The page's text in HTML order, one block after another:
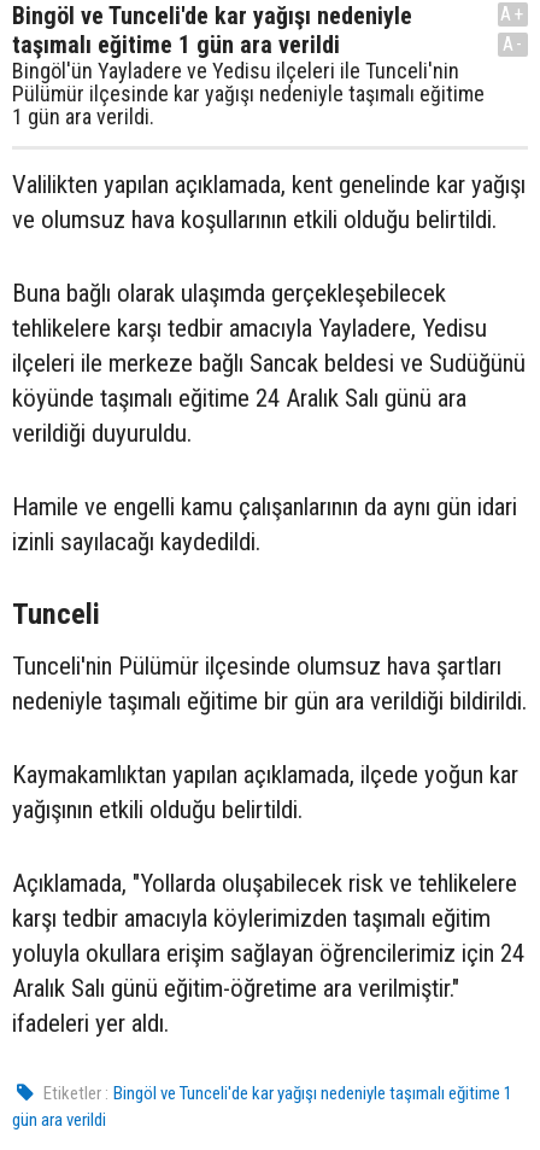
Bingöl ve Tunceli'de kar yağışı nedeniyle
taşımalı eğitime 1 gün ara verildi
Bingöl'ün Yayladere ve Yedisu ilçeleri ile Tunceli'nin
Pülümür ilçesinde kar yağışı nedeniyle taşımalı eğitime
1 gün ara verildi.
A+
A-
Valilikten yapılan açıklamada, kent genelinde kar yağışı
ve olumsuz hava koşullarının etkili olduğu belirtildi.
Buna bağlı olarak ulaşımda gerçekleşebilecek
tehlikelere karşı tedbir amacıyla Yayladere, Yedisu
ilçeleri ile merkeze bağlı Sancak beldesi ve Sudüğünü
köyünde taşımalı eğitime 24 Aralık Salı günü ara
verildiği duyuruldu.
Hamile ve engelli kamu çalışanlarının da aynı gün idari
izinli sayılacağı kaydedildi.
Tunceli
Tunceli'nin Pülümür ilçesinde olumsuz hava şartları
nedeniyle taşımalı eğitime bir gün ara verildiği bildirildi.
Kaymakamlıktan yapılan açıklamada, ilçede yoğun kar
yağışının etkili olduğu belirtildi.
Açıklamada, "Yollarda oluşabilecek risk ve tehlikelere
karşı tedbir amacıyla köylerimizden taşımalı eğitim
yoluyla okullara erişim sağlayan öğrencilerimiz için 24
Aralık Salı günü eğitim-öğretime ara verilmiştir."
ifadeleri yer aldı.
Etiketler : Bingöl ve Tunceli'de kar yağışı nedeniyle taşımalı eğitime 1
gün ara verildi